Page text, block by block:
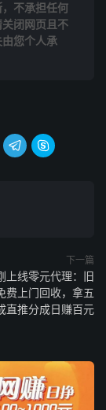
不承担任何
闭网页且不
您个人承
 
下一篇
上线零元代理：旧
费上门回收，拿五
直推分成日赚百元